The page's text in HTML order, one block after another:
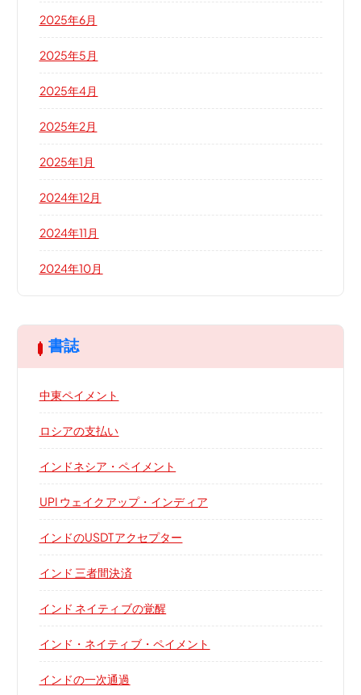
2025年6月
2025年5月
2025年4月
2025年2月
2025年1月
2024年12月
2024年11月
2024年10月
書誌
中東ペイメント
ロシアの支払い
インドネシア・ペイメント
UPI ウェイクアップ・インディア
インドのUSDTアクセプター
インド 三者間決済
インド ネイティブの覚醒
インド・ネイティブ・ペイメント
インドの一次通過